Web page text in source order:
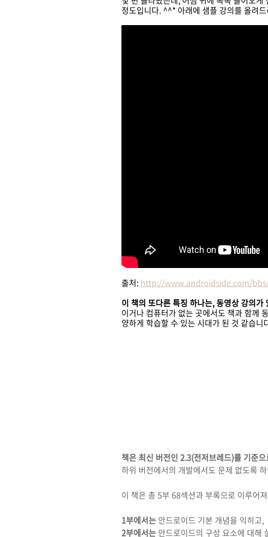
정도입니다. ^^* 아래에 샘플 강의를 올려
출처: http://www.androidside.com/
이 책의 또다른 특징 하나는, 동영상 강의
이거나 컴퓨터가 없는 곳에서도 책과 함께
양하게 학습할 수 있는 시대가 된 것 같습
책은 최신 버전인 2.3(전저브레드)를 기준
하위 버전에서의 개발에서도 문제 없도록
이 책은 총 5부 68섹션과 부록으로 이루어
1부에서는 안드로이드 기본 개념을 익히고,
2부에서는 안드로이드의 구성 요소에 대해